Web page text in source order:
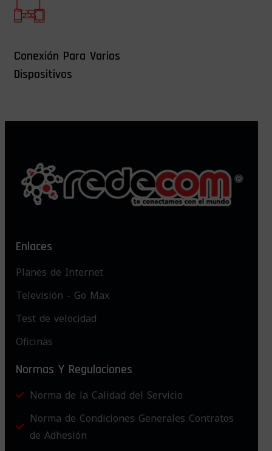
Conexión Para Varios
Dispositivos
Enlaces
Planes de Internet
Televisión - Go Max
Test de velocidad
Oficinas
Normas Y Regulaciones
Norma de la Calidad del Servicio
Norma de Condiciones Generales Contratos
de Adhesión